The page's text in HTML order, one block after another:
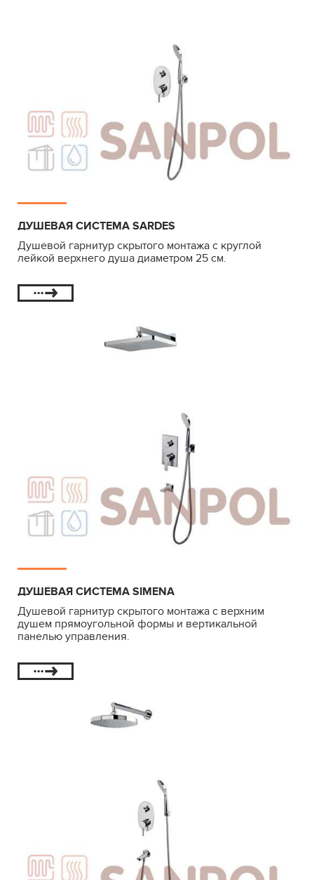
ДУШЕВАЯ СИСТЕМА SARDES
Душевой гарнитур скрытого монтажа с круглой
лейкой верхнего душа диаметром 25 см.
ДУШЕВАЯ СИСТЕМА SIMENA
Душевой гарнитур скрытого монтажа с верхним
душем прямоугольной формы и вертикальной
панелью управления.